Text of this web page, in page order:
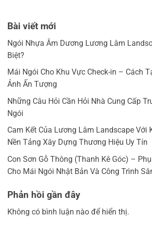
Bài viết mới
Ngói Nhựa Âm Dương Lương Lâm
Biệt?
Mái Ngói Cho Khu Vực Check-in – Cách
Ảnh Ấn Tượng
Những Câu Hỏi Cần Hỏi Nhà Cung Cấp
Ngói
Cam Kết Của Lương Lâm Landscape Với
Nền Tảng Xây Dựng Thương Hiệu Uy Tín
Con Sơn Gỗ Thông (Thanh Kê Góc) –
Cho Mái Ngói Nhật Bản Và Công Trình
Phản hồi gần đây
Không có bình luận nào để hiển thị.